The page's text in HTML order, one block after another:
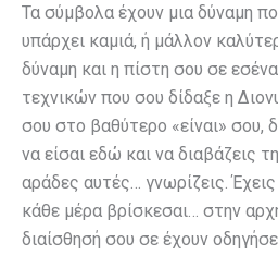
Τα σύμβολα έχουν μια δύναμη
υπάρχει καμιά, ή μάλλον
δύναμη και η πίστη σου σε
τεχνικών που σου δίδαξε η
σου στο βαθύτερο «είναι» σου,
να είσαι εδώ και να διαβάζεις
αράδες αυτές… γνωρίζεις.
κάθε μέρα βρίσκεσαι… στην
διαίσθησή σου σε έχουν